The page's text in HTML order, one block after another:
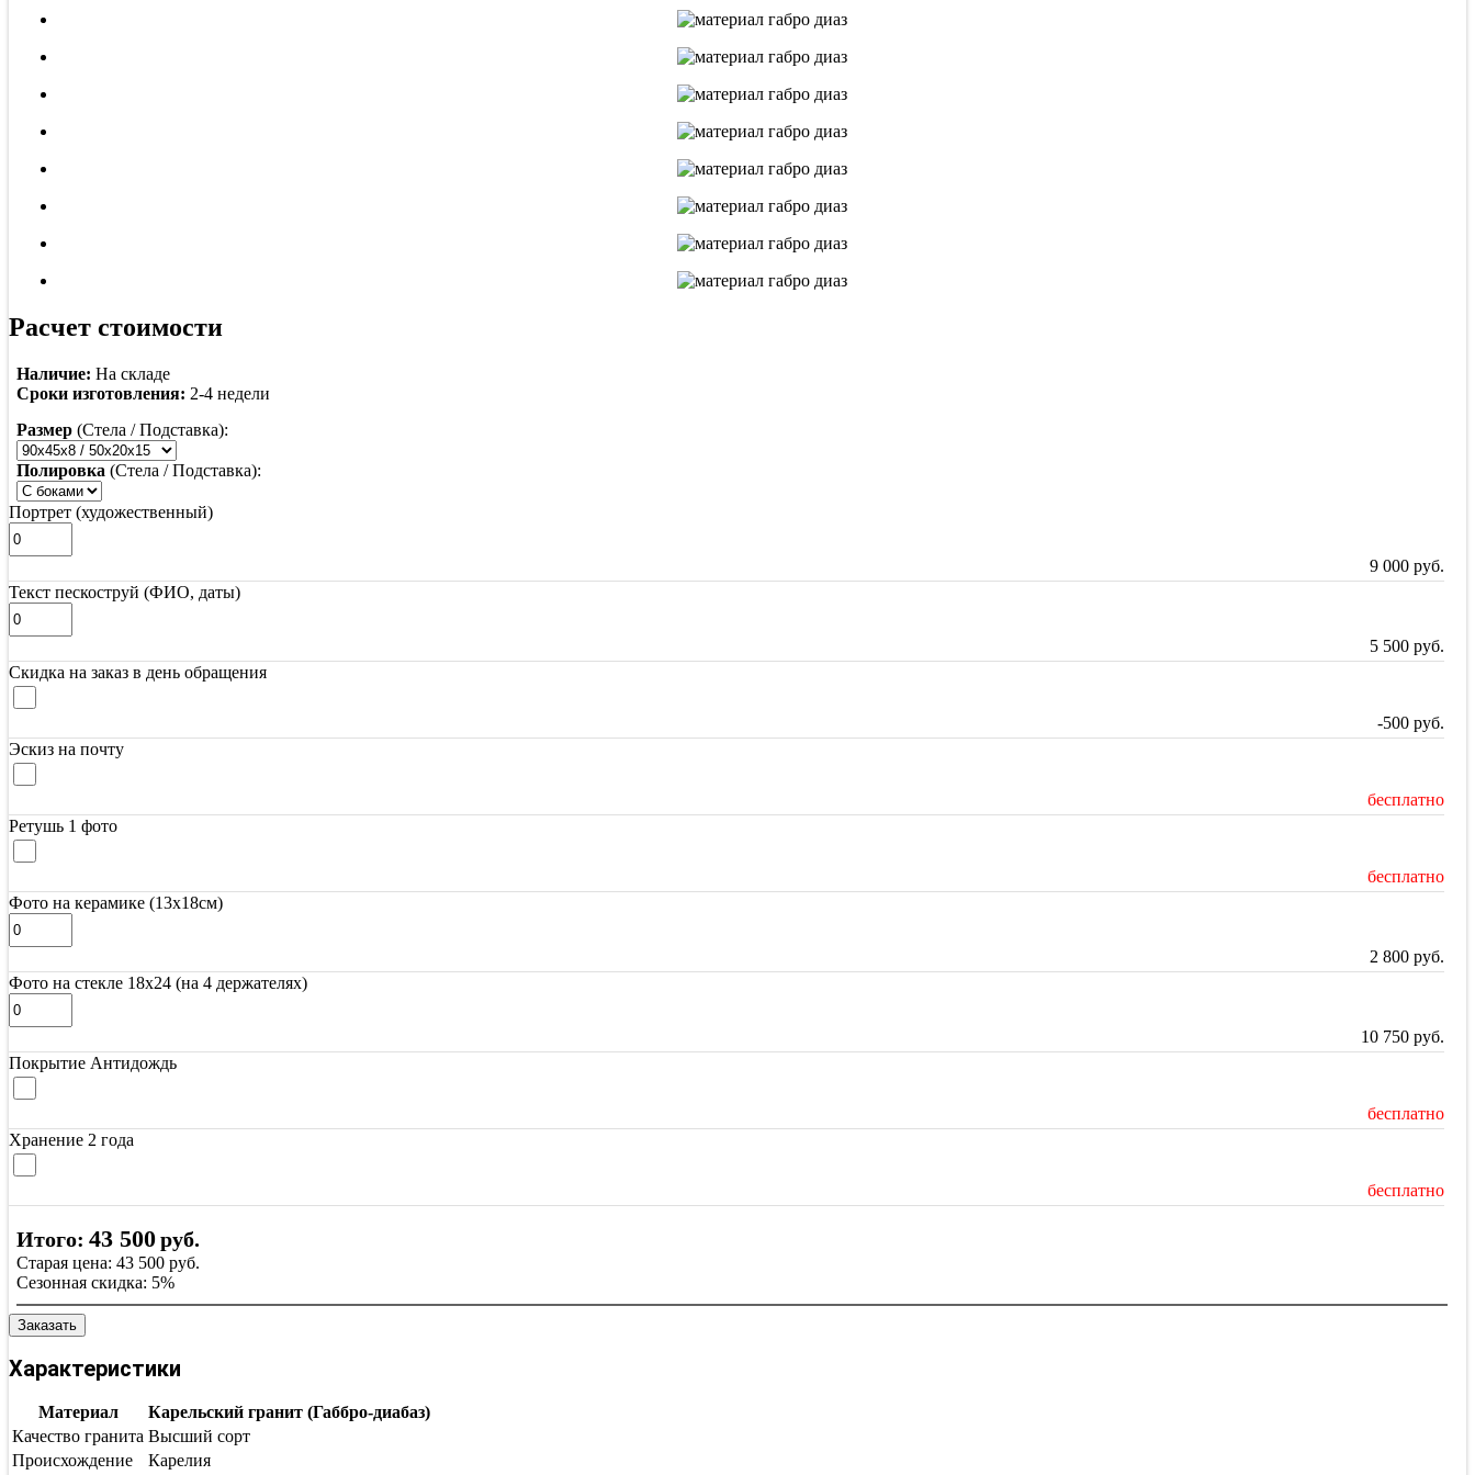
Расчет стоимости
Наличие: На складе
Сроки изготовления: 2-4 недели
Размер (Стела / Подставка):
Полировка (Стела / Подставка):
Портрет (художественный)
9 000 руб.
Текст пескоструй (ФИО, даты)
5 500 руб.
Скидка на заказ в день обращения
-500 руб.
Эскиз на почту
бесплатно
Ретушь 1 фото
бесплатно
Фото на керамике (13х18см)
2 800 руб.
Фото на стекле 18х24 (на 4 держателях)
10 750 руб.
Покрытие Антидождь
бесплатно
Хранение 2 года
бесплатно
Итого: 43 500руб.
Старая цена: 43 500 руб.
Сезонная скидка: 5%
Заказать
Характеристики
Материал
Карельский гранит (Габбро-диабаз)
Качество гранита Высший сорт
Происхождение
Карелия